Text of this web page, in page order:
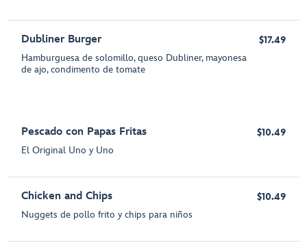
Dubliner Burger
Hamburguesa de solomillo, queso Dubliner, mayonesa
de ajo, condimento de tomate
$17.49
Pescado con Papas Fritas
El Original Uno y Uno
$10.49
Chicken and Chips
Nuggets de pollo frito y chips para niños
$10.49